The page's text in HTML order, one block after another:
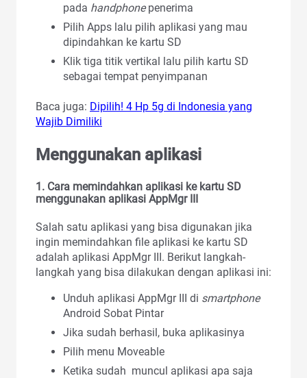
pada handphonepenerima
Pilih Apps lalu pilih aplikasi yang mau
dipindahkan ke kartu SD
Klik tiga titik vertikal lalu pilih kartu SD
sebagai tempat penyimpanan
Baca juga: Dipilih! 4 Hp 5g di Indonesia yang
Wajib Dimiliki
Menggunakan aplikasi
1. Cara memindahkan aplikasi ke kartu SD
menggunakan aplikasi AppMgr III
Salah satu aplikasi yang bisa digunakan jika
ingin memindahkan file aplikasi ke kartu SD
adalah aplikasi AppMgr III. Berikut langkah-
langkah yang bisa dilakukan dengan aplikasi ini:
Unduh aplikasi AppMgr III di smartphone
Android Sobat Pintar
Jika sudah berhasil, buka aplikasinya
Pilih menu Moveable
Ketika sudah muncul aplikasi apa saja